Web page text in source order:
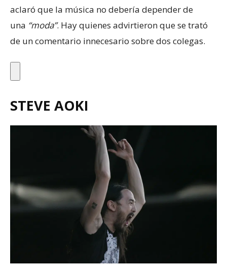
aclaró que la música no debería depender de
una “moda”. Hay quienes advirtieron que se trató
de un comentario innecesario sobre dos colegas.
STEVE AOKI